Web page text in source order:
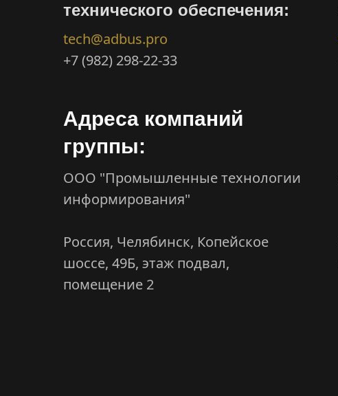
технического обеспечения:
tech@adbus.pro
+7 (982) 298-22-33
Адреса компаний
группы:
ООО "Промышленные технологии
информирования"
Россия, Челябинск, Копейское
шоссе, 49Б, этаж подвал,
помещение 2